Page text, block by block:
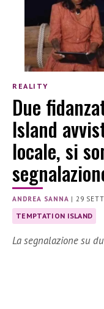
REALITY
Due
Island
locale, si
ANDREA SANNA |29
TEMPTATION ISLAND
La segnalazione su